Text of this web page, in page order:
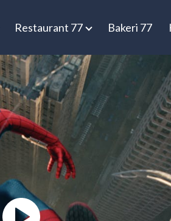
Restaurant 77 Bakeri 77